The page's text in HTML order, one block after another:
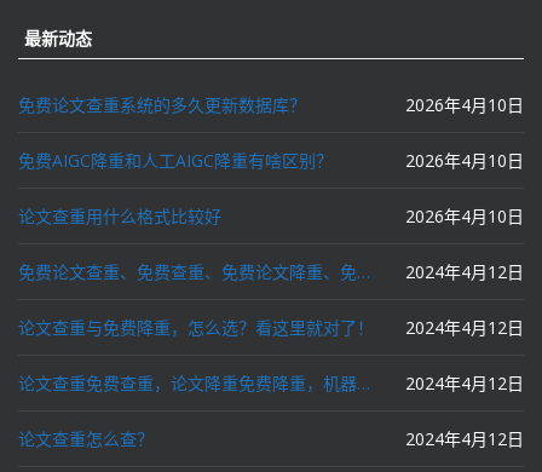
最新动态
免费论文查重系统的多久更新数据库？ 2026年4月10日
免费AIGC降重和人工AIGC降重有啥区别？ 2026年4月10日
论文查重用什么格式比较好 2026年4月10日
免费论文查重、免费查重、免费论文降重、免费降重、智能降重、一键降重、降低AIGC写作率、AI写论文，这些名词你了解吗？ 2024年4月12日
论文查重与免费降重，怎么选？看这里就对了！ 2024年4月12日
论文查重免费查重，论文降重免费降重，机器降重，人工降重，降低AIGC写作率，ai写论文，都要选论文狗和paperdog以及文思慧达！ 2024年4月12日
论文查重怎么查？ 2024年4月12日